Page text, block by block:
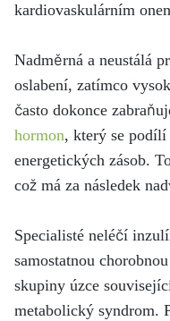
kardiovaskulárním
Nadměrná a neustálá
oslabení, zatímco
často dokonce
hormon, který se podílí
energetických zásob.
což má za následek
Specialisté neléčí
samostatnou
skupiny úzce
metabolický syndrom.